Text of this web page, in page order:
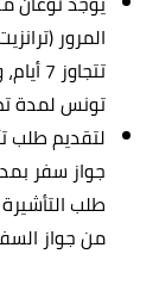
المرور
تونس لمدة تصل
لتقديم طلب
طلب
من جواز